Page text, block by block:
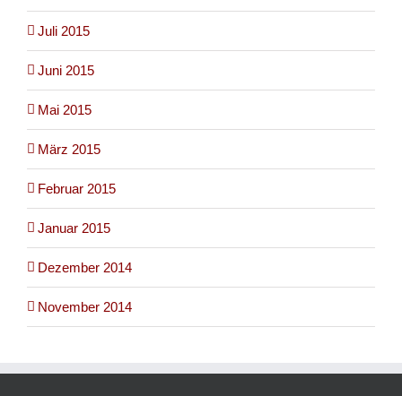
Juli 2015
Juni 2015
Mai 2015
März 2015
Februar 2015
Januar 2015
Dezember 2014
November 2014